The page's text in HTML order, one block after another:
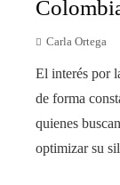
Carla Ortega
El interés por
de forma
quienes
optimizar su